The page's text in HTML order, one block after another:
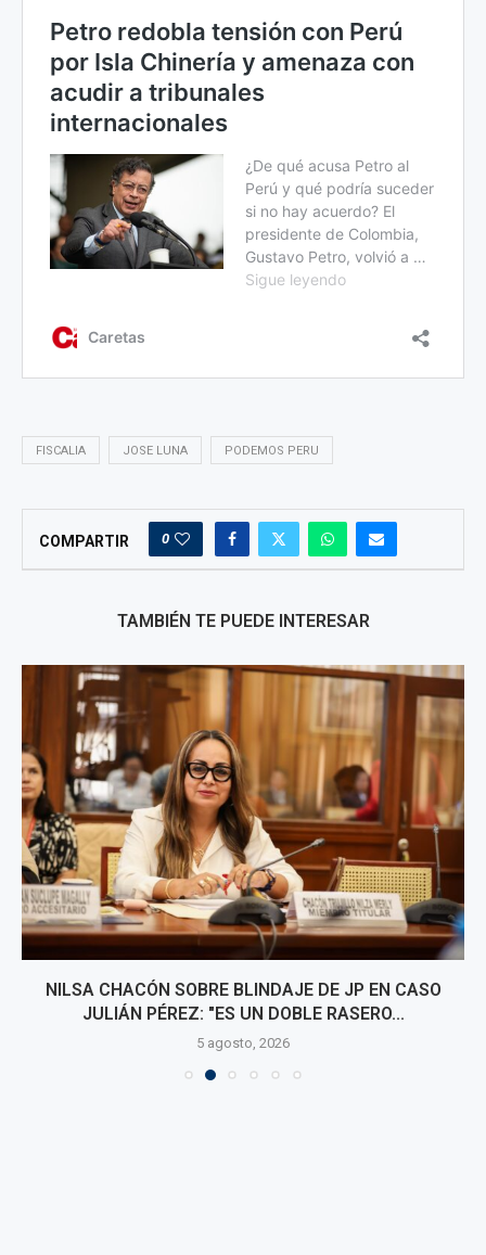
FISCALIA JOSE LUNA PODEMOS PERU
COMPARTIR 0
TAMBIÉN TE PUEDE INTERESAR
NILSA CHACÓN SOBRE BLINDAJE DE JP EN CASO
JULIÁN PÉREZ: "ES UN DOBLE RASERO...
5 agosto, 2026